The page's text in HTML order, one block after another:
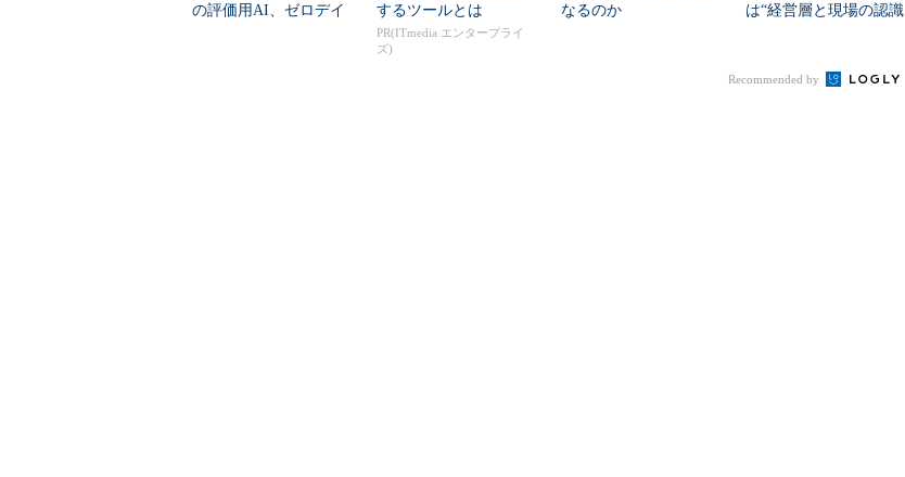
の評価用AI、ゼロデイ
するツールとは
PR(ITmedia エンタープライ
ズ)
なるのか
は“経営層と現場の認識
Recommended by